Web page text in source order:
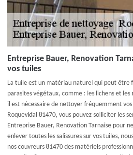
Entreprise Bauer, Renovation
vos tuiles
La tuile est un matériau naturel qui peut être
parasites végétaux, comme : les lichens et les
il est nécessaire de nettoyer fréquemment
Roquevidal 81470, vous pouvez solliciter les
Entreprise Bauer, Renovation Tarnaise pour
enlever toutes les salissures sur vos tuiles,
nos couvreurs 81470 des matériels